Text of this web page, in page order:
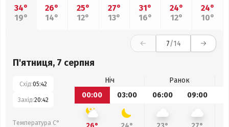
34°
19°
26°
14°
25°
12°
27°
13°
31°
16°
24°
12°
24°
10°
7/14
П'ятниця, 7 серпня
Схід:05:42
Захід:20:42
Температура С°
Ніч
Ранок
00:00
03:00 06:00 09:00